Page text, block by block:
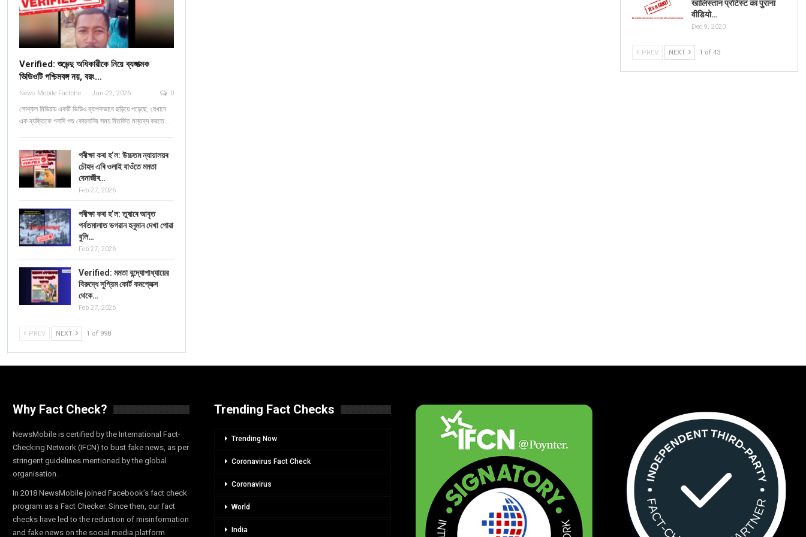
खालिस्तान प्रोटेस्ट का पुराना
वीडियो…
Dec 9, 2020
PREV NEXT 1 of 43
Verified: শুভেন্দু অধিকারীকে নিয়ে ব্যঙ্গাত্মক
ভিডিওটি পশ্চিমবঙ্গ নয়, বরং…
News Mobile Factcheck Bureau Jun 22, 2026 0
সোশ্যাল মিডিয়ায় একটি ভিডিও ব্যাপকভাবে ছড়িয়ে পড়েছে, যেখানে
এক ব্যক্তিকে গবাদি পশু কোরবানির সময় বিতর্কিত মন্তব্য করতে…
পৰীক্ষা কৰা হ’ল: উচ্চতম ন্যায়ালয়ৰ
চৌহদ এৰি ওলাই যাওঁতে মমতা
বেনাৰ্জীৰ…
Feb 27, 2026
পৰীক্ষা কৰা হ’ল: তুষাৰে আবৃত
পৰ্বতমালাত ভগৱান হনুমান দেখা পোৱা
বুলি…
Feb 27, 2026
Verified: মমতা বন্দ্যোপাধ্যায়ের
বিরুদ্ধে সুপ্রিম কোর্ট কমপ্লেক্স
থেকে…
Feb 27, 2026
PREV NEXT 1 of 998
Why Fact Check?
NewsMobile is certified by the International Fact-
Checking Network (IFCN) to bust fake news, as per
stringent guidelines mentioned by the global
organisation.
In 2018 NewsMobile joined Facebook’s fact check
program as a Fact Checker. Since then, our fact
checks have led to the reduction of misinformation
and fake news on the social media platform.
Trending Fact Checks
Trending Now
Coronavirus Fact Check
Coronavirus
World
India